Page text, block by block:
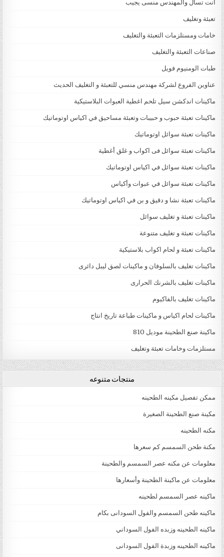
انت تسال والمهندس منسى يجيب
تعبئة وتغليف
خامات ومستلزمات التعبئة والتغليف
صناعات التعبئة والتغليف
طبات الومنيوم فويل
عناوين الفروع لشركة مهندس منسي للتعبئة و التغليف الحديث
ماكينات اندكشن سيل تلحم اغطية العبوات البلاستيكية
ماكينات تعبئة حبوب و حبيبات وتعبئة مساحيق في اكياس اوتوماتيك
ماكينات تعبئة سوائل اوتوماتيك
ماكينات تعبئة سوائل فى اكواب و غلق أغطية
ماكينات تعبئة سوائل في اكياس اوتوماتيك
ماكينات تعبئة سوائل في عبوات وأكياس
ماكينات تعبئة نشا و دقيق و بن في اكياس اوتوماتيك
ماكينات تعبئة و تغليف سوائل
ماكينات تعبئة و تغليف متنوعة
ماكينات تعبئة و لحام اكواب بلاستيكية
ماكينات تغليف بالسلوفان و ماكينات لصق ليبل دائرى
ماكينات تغليف بالشرنك الحرارى
ماكينات تغليف بالفاكيوم
ماكينات لحام اكياس و ماكينات طباعة تاريخ انتاج
ماكينة صنع الطحينة موديل 810
مستلزمات وخامات تعبئة وتغليف
منتجات متنوعه
ممكن تفصيل مكينه الطحينه
مكينة صنع الطحينة الصغيرة
مكنه الطحينه
مكنة طحن السمسم كم سعرها
معلومات عن مكنه عصر السمسم والطحينة
معلومات عن ماكينة الطحينة وأسعارها
ماكينه عصر السمسم لطحينه
ماكينه طحن السمسم والفول السودانى بكام
ماكينه الطحينه وزبده الفول السوداني
ماكينه الطحينه وزبدة الفول السودانى